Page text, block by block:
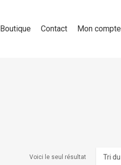
Boutique Contact Mon compte
Voici le seul résultat